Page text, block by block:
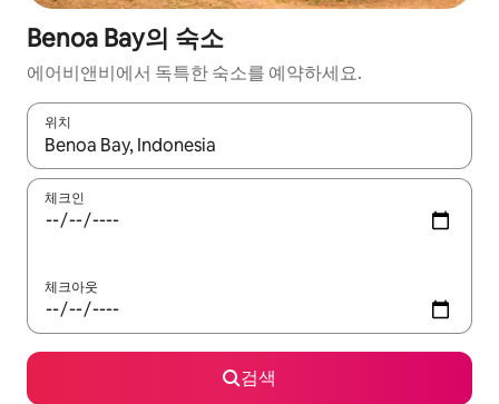
Benoa Bay의 숙소
에어비앤비에서 독특한 숙소를 예약하세요.
위치
결과가 나오면 위·아래 화살표 키를 사용하거나 터치 또는 스와이
체크인
체크아웃
검색